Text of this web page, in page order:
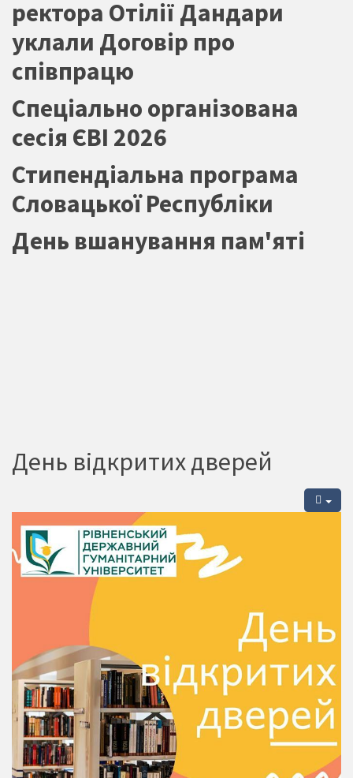
ректора Отілії Дандари
уклали Договір про
співпрацю
Спеціально організована
сесія ЄВІ 2026
Стипендіальна програма
Словацької Республіки
День вшанування пам'яті
День відкритих дверей